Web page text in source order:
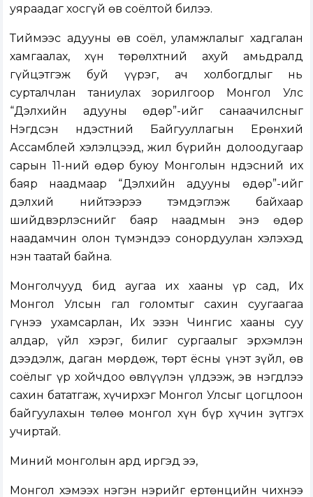
уяраадаг хосгүй өв соёлтой билээ.
Тиймээс адууны өв соёл, уламжлалыг хадгалан
хамгаалах, хүн төрөлхтний ахуй амьдралд
гүйцэтгэж буй үүрэг, ач холбогдлыг нь
сурталчлан таниулах зорилгоор Монгол Улс
“Дэлхийн адууны өдөр”-ийг санаачилсныг
Нэгдсэн Үндэстний Байгууллагын Ерөнхий
Ассамблей хэлэлцээд, жил бүрийн долоодугаар
сарын 11-ний өдөр буюу Монголын Үндэсний их
баяр наадмаар “Дэлхийн адууны өдөр”-ийг
дэлхий нийтээрээ тэмдэглэж байхаар
шийдвэрлэснийг баяр наадмын энэ өдөр
наадамчин олон түмэндээ сонордуулан хэлэхэд
нэн таатай байна.
Монголчууд бид аугаа их хааны үр сад, Их
Монгол Улсын гал голомтыг сахин суугаагаа
гүнээ ухамсарлан, Их эзэн Чингис хааны суу
алдар, үйл хэрэг, билиг сургаалыг эрхэмлэн
дээдэлж, даган мөрдөж, төрт ёсны үнэт зүйл, өв
соёлыг үр хойчдоо өвлүүлэн үлдээж, эв нэгдлээ
сахин бататгаж, хүчирхэг Монгол Улсыг цогцлоон
байгуулахын төлөө монгол хүн бүр хүчин зүтгэх
учиртай.
Миний монголын ард иргэд ээ,
Монгол хэмээх нэгэн нэрийг ертөнцийн чихнээ